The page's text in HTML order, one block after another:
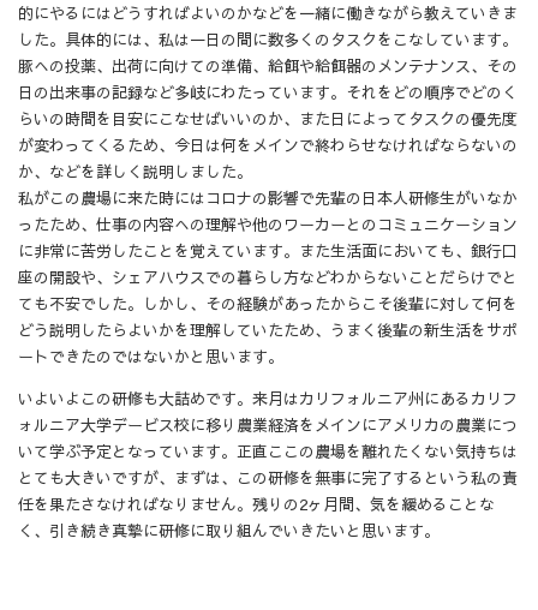
的にやるにはどうすればよいのかなどを一緒に働きながら教えていきま
した。具体的には、私は一日の間に数多くのタスクをこなしています。
豚への投薬、出荷に向けての準備、給餌や給餌器のメンテナンス、その
日の出来事の記録など多岐にわたっています。それをどの順序でどのく
らいの時間を目安にこなせばいいのか、また日によってタスクの優先度
が変わってくるため、今日は何をメインで終わらせなければならないの
か、などを詳しく説明しました。
私がこの農場に来た時にはコロナの影響で先輩の日本人研修生がいなか
ったため、仕事の内容への理解や他のワーカーとのコミュニケーション
に非常に苦労したことを覚えています。また生活面においても、銀行口
座の開設や、シェアハウスでの暮らし方などわからないことだらけでと
ても不安でした。しかし、その経験があったからこそ後輩に対して何を
どう説明したらよいかを理解していたため、うまく後輩の新生活をサポ
ートできたのではないかと思います。
いよいよこの研修も大詰めです。来月はカリフォルニア州にあるカリフ
ォルニア大学デービス校に移り農業経済をメインにアメリカの農業につ
いて学ぶ予定となっています。正直ここの農場を離れたくない気持ちは
とても大きいですが、まずは、この研修を無事に完了するという私の責
任を果たさなければなりません。残りの2ヶ月間、気を緩めることな
く、引き続き真摯に研修に取り組んでいきたいと思います。